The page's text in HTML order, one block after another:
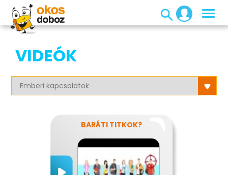
VIDEÓK
BARÁTI TITKOK?